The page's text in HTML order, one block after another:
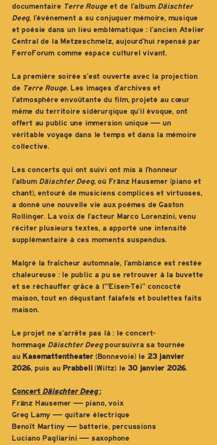
documentaire Terre Rougeet de l’album Däischter
Deeg, l’événement a su conjuguer mémoire, musique
et poésie dans un lieu emblématique : l’ancien Atelier
Central de la Metzeschmelz, aujourd’hui repensé par
FerroForum comme espace culturel vivant.
La première soirée s’est ouverte avec la projection
de Terre Rouge. Les images d’archives et
l’atmosphère envoûtante du film, projeté au cœur
même du territoire sidérurgique qu’il évoque, ont
offert au public une immersion unique — un
véritable voyage dans le temps et dans la mémoire
collective.
Les concerts qui ont suivi ont mis à l’honneur
l’album Däischter Deeg, où Fränz Hausemer (piano et
chant), entouré de musiciens complices et virtuoses,
a donné une nouvelle vie aux poèmes de Gaston
Rollinger. La voix de l’acteur Marco Lorenzini, venu
réciter plusieurs textes, a apporté une intensité
supplémentaire à ces moments suspendus.
Malgré la fraîcheur automnale, l’ambiance est restée
chaleureuse : le public a pu se retrouver à la buvette
et se réchauffer grâce à l’”Eisen-Téi” concocté
maison, tout en dégustant falafels et boulettes faits
maison.
Le projet ne s’arrête pas là : le concert-
hommage Däischter Deegpoursuivra sa tournée
au Kasemattentheater(Bonnevoie) le 23 janvier
2026, puis au Prabbeli(Wiltz) le 30 janvier 2026.
Concert Däischter Deeg:
Fränz Hausemer — piano, voix
Greg Lamy — guitare électrique
Benoît Martiny — batterie, percussions
Luciano Pagliarini — saxophone